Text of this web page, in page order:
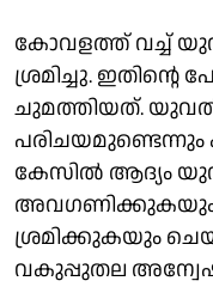
കോവളത്ത് വച്ച്
ശ്രമിച്ചു. ഇതിൻ്റെ
ചുമത്തിയത്.
കേസില്‍ ആദ്യം
അവഗണിക്കുകയും
ശ്രമിക്കുകയും
വകുപ്പുതല